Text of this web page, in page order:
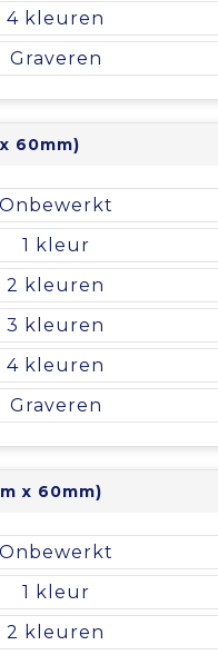
4
Graveren
60mm)
Onbewerkt
1
2
3
4
Graveren
x 60mm)
Onbewerkt
1
2